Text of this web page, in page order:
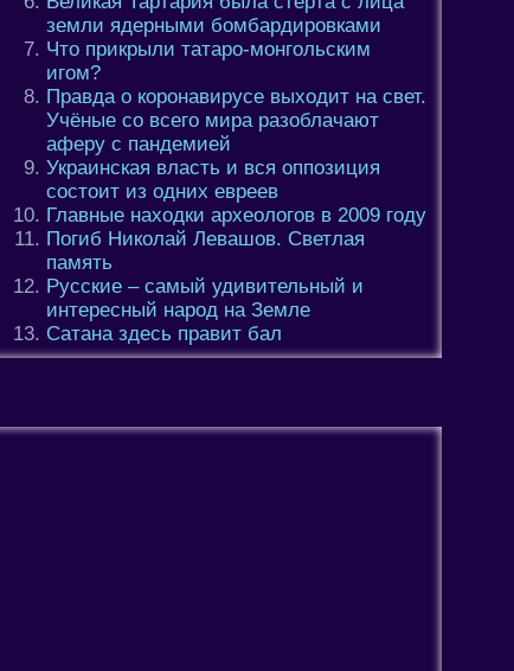
земли ядерными бомбардировками
Что прикрыли татаро-монгольским
игом?
Правда о коронавирусе выходит на свет.
Учёные со всего мира разоблачают
аферу с пандемией
Украинская власть и вся оппозиция
состоит из одних евреев
Главные находки археологов в 2009 году
Погиб Николай Левашов. Светлая
память
Русские – самый удивительный и
интересный народ на Земле
Сатана здесь правит бал